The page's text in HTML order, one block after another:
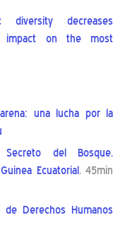
diversity decreases
impact on the most
una lucha por la
Secreto del Bosque.
Ecuatorial. 45min
de Derechos Humanos